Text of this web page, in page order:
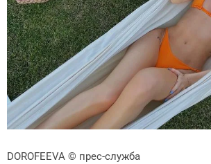
DOROFEEVA © прес-служба